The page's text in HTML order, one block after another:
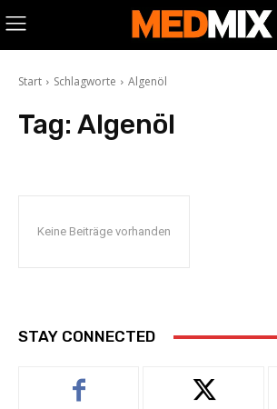
Start Schlagworte Algenöl
Tag: Algenöl
Keine Beiträge vorhanden
STAY CONNECTED